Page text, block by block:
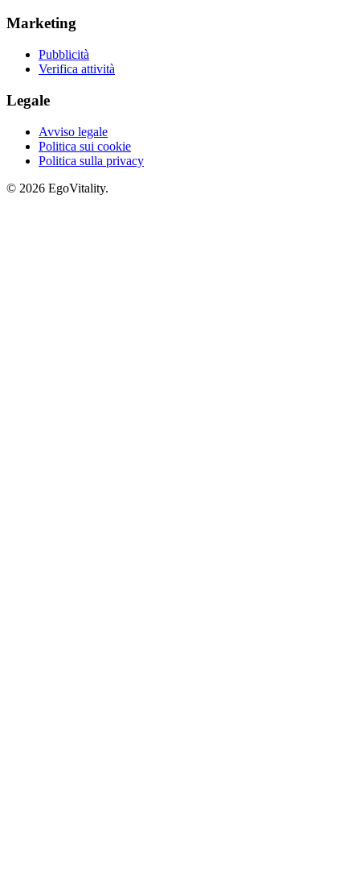
Marketing
Pubblicità
Verifica attività
Legale
Avviso legale
Politica sui cookie
Politica sulla privacy
© 2026 EgoVitality.